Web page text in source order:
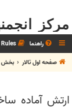
مرکز
راهنما Rules
صفحه اول تالار
بخش
ارتش آماده